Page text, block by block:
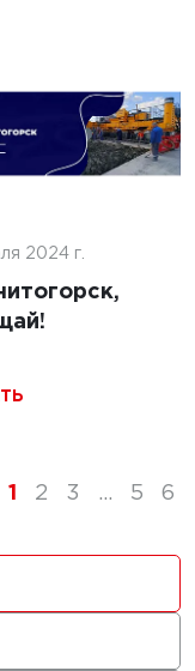
2024 г.
1 2 3 ... 5 6
в